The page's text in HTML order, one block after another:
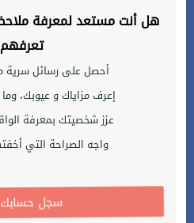
هل أنت مستعد لمعرفة
أحصل على رسائل سرية
إعرف مزاياك و عيوبك،
عزز شخصيتك بمعرفة
واجه الصراحة التي
! سجل حسابك